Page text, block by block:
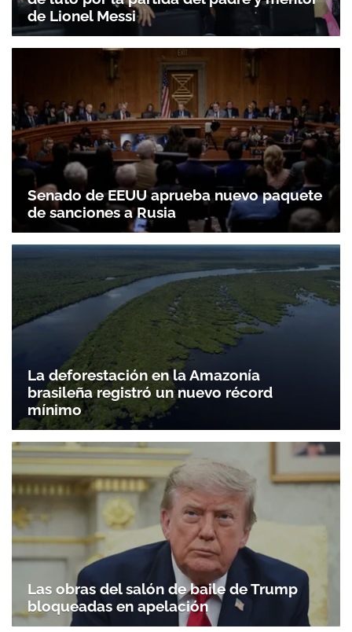
de Lionel Messi
Senado de EEUU aprueba nuevo paquete
de sanciones a Rusia
La deforestación en la Amazonía
brasileña registró un nuevo récord
mínimo
Las obras del salón de baile de Trump
bloqueadas en apelación